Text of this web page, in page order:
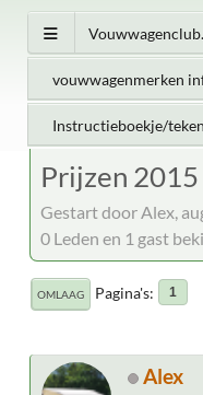
vouwwagenmerken
Instructieboekje/
Prijzen 2015
Gestart door Alex,
0 Leden en 1 gast
OMLAAG Pagina's 1
Alex